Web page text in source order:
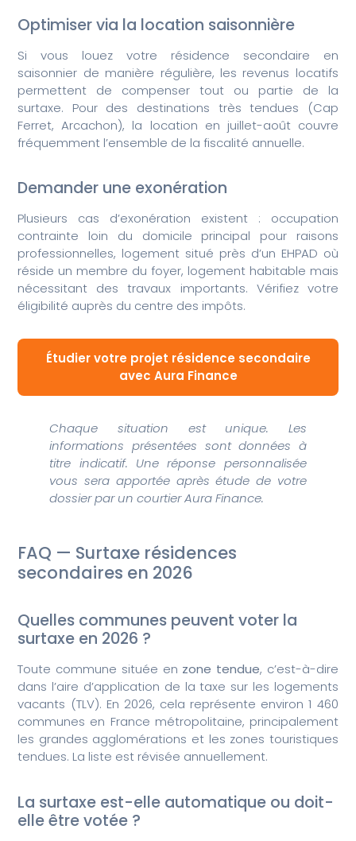
Optimiser via la location saisonnière
Si vous louez votre résidence secondaire en
saisonnier de manière régulière, les revenus locatifs
permettent de compenser tout ou partie de la
surtaxe. Pour des destinations très tendues (Cap
Ferret, Arcachon), la location en juillet-août couvre
fréquemment l’ensemble de la fiscalité annuelle.
Demander une exonération
Plusieurs cas d’exonération existent : occupation
contrainte loin du domicile principal pour raisons
professionnelles, logement situé près d’un EHPAD où
réside un membre du foyer, logement habitable mais
nécessitant des travaux importants. Vérifiez votre
éligibilité auprès du centre des impôts.
Étudier votre projet résidence secondaire
avec Aura Finance
Chaque situation est unique. Les
informations présentées sont données à
titre indicatif. Une réponse personnalisée
vous sera apportée après étude de votre
dossier par un courtier Aura Finance.
FAQ — Surtaxe résidences
secondaires en 2026
Quelles communes peuvent voter la
surtaxe en 2026 ?
Toute commune située en zone tendue, c’est-à-dire
dans l’aire d’application de la taxe sur les logements
vacants (TLV). En 2026, cela représente environ 1 460
communes en France métropolitaine, principalement
les grandes agglomérations et les zones touristiques
tendues. La liste est révisée annuellement.
La surtaxe est-elle automatique ou doit-
elle être votée ?